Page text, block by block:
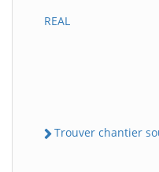
REAL
Trouver chantier